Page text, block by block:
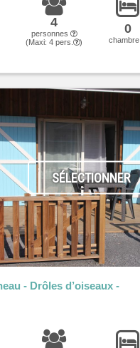
4
personnes
(Maxi: 4 pers. )
0
chambre
SÉLECTIONNER
- Drôles d’oiseaux -